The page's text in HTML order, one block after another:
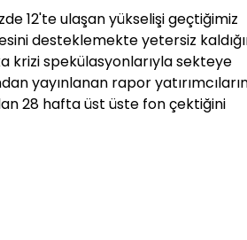
12'te ulaşan yükselişi geçtiğimiz
desteklemekte yetersiz
krizi spekülasyonlarıyla sekteye
yayınlanan rapor
28 hafta üst üste fon çektiğini